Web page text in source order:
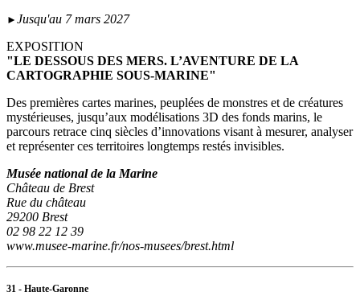
► Jusqu'au 7 mars 2027
EXPOSITION
"LE DESSOUS DES MERS. L’AVENTURE DE LA
CARTOGRAPHIE SOUS-MARINE"
Des premières cartes marines, peuplées de monstres et de créatures
mystérieuses, jusqu’aux modélisations 3D des fonds marins, le
parcours retrace cinq siècles d’innovations visant à mesurer, analyser
et représenter ces territoires longtemps restés invisibles.
Musée national de la Marine
Château de Brest
Rue du château
29200 Brest
02 98 22 12 39
www.musee-marine.fr/nos-musees/brest.html
31 - Haute-Garonne